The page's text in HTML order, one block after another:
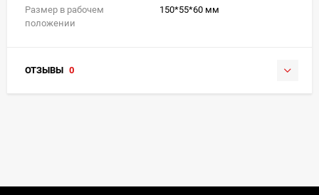
Размер в рабочем
положении
150*55*60 мм
ОТЗЫВЫ 0